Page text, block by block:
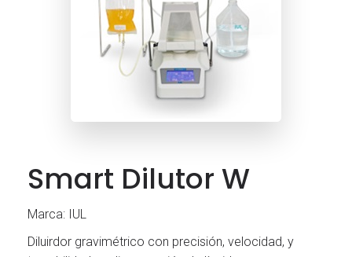
Smart Dilutor W
Marca: IUL
Diluirdor gravimétrico con precisión, velocidad, y